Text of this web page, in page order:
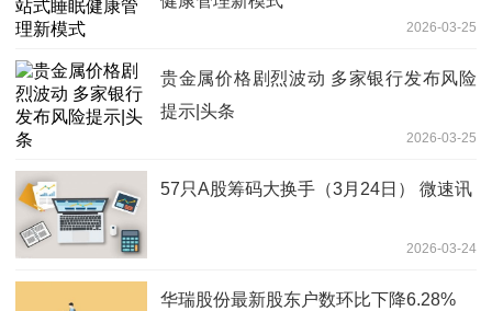
2026-03-25
贵金属价格剧烈波动 多家银行发布风险
提示|头条
2026-03-25
57只A股筹码大换手（3月24日） 微速讯
2026-03-24
华瑞股份最新股东户数环比下降6.28%